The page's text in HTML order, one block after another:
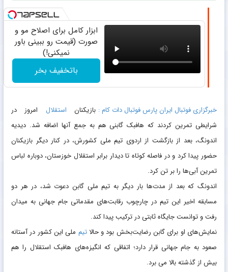
ابزار کامل برای اصلاح مو و
صورت (قیمت رو ببینی باور
نمیکنی!)
باتخفیف بخر
خبرگزاری فوتبال ایران پارس فوتبال دات کام : بازیکنان استقلال امروز در
شرایطی تمرین کردند که هافبک گابنی هم به جمع آنها اضافه شد. دیدیه
اندونگ، بعد از بازگشت از اردوی تیم ملی کشورش، در کنار دیگر بازیکنان
حضور پیدا کرد و در فاصله کوتاه تا دیدار برابر استقلال خوزستان، دوباره لباس
تمرین آبی‌ها را بر تن کرد.
اندونگ که بعد از مدت‌ها بار دیگر به تیم ملی گابن دعوت شد، در هر دو
مسابقه اخیر این تیم در چارچوب رقابت‌های مقدماتی جام جهانی به میدان
رفت و توانست جایگاه ثابتی در ترکیب پیدا کند.
نمایش‌های او برای گابن رضایت‌بخش بود و حالاتیم ملی این کشور در آستانه
صعود به جام جهانی قرار دارد؛ اتفاقی که انگیزه‌های هافبک استقلال را هم
بیش از گذشته بالا می برد.